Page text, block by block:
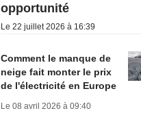
opportunité
Le 22 juillet 2026 à 16:39
Comment le manque de
neige fait monter le prix
de l'électricité en Europe
Le 08 avril 2026 à 09:40